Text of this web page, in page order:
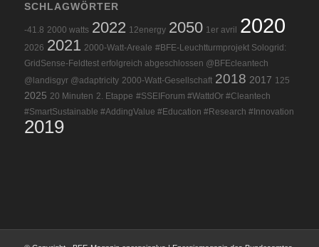
SCHLAGWÖRTER
-41.8 2000 watts 2022 12energy 2050 1er avril 2020
2026 2021 2000-Watt-Areale #BFE-Leuchtturmprojekt Sologrid:
GridSense-Feldtest erfolgreich abgeschlossen @BFEcleantech
@landisgyr @adaptricity 2000-Watt-Gesellschaft 2018 2017 125
2025 20 Minuten 2. Etappe #SSEIForum #WattdOr #Cleantech
#SmartSustainable #AddingValue #Education #Research #Innovation
2019